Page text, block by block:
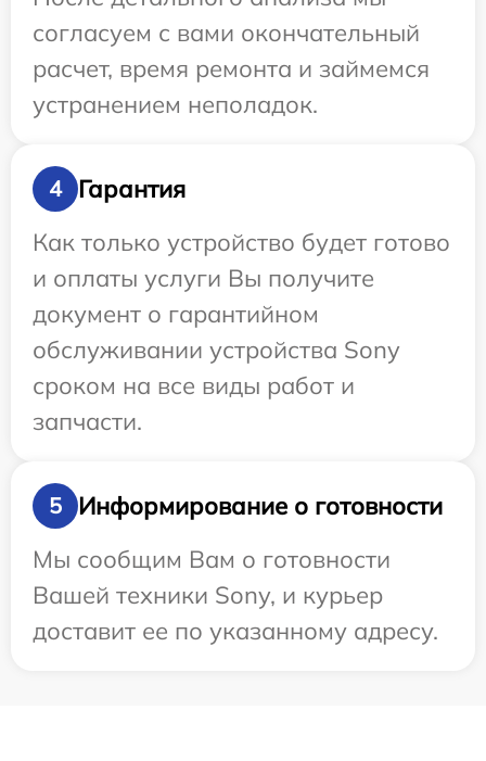
согласуем с вами окончательный
расчет, время ремонта и займемся
устранением неполадок.
4
Гарантия
Как только устройство будет готово
и оплаты услуги Вы получите
документ о гарантийном
обслуживании устройства Sony
сроком на все виды работ и
запчасти.
5
Информирование о готовности
Мы сообщим Вам о готовности
Вашей техники Sony, и курьер
доставит ее по указанному адресу.